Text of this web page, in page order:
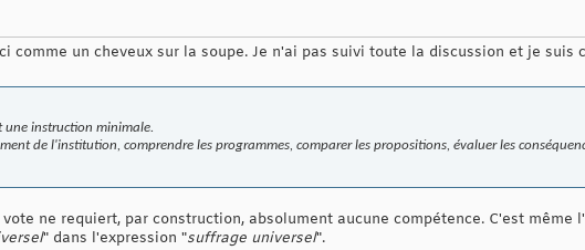
comme un cheveux sur la soupe. Je n'ai pas suivi toute la discussion et je suis
une instruction minimale.
de l'institution, comprendre les programmes, comparer les propositions, évaluer les
ne requiert, par construction, absolument aucune compétence. C'est même
" dans l'expression "suffrage universel".